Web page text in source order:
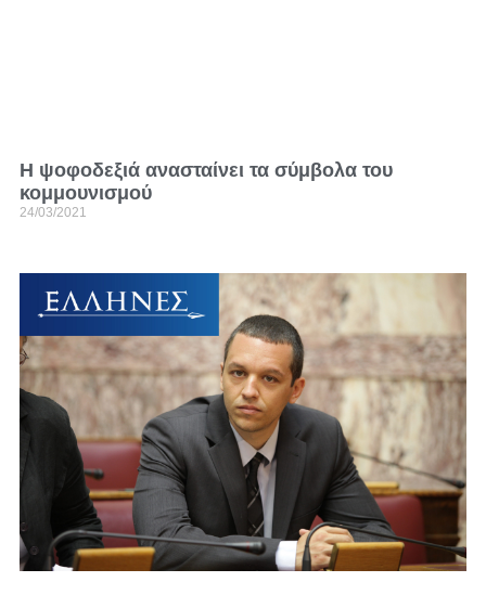
Η ψοφοδεξιά ανασταίνει τα σύμβολα του
κομμουνισμού
24/03/2021